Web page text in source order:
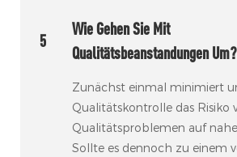
5
Wie Gehen Sie Mit
Qualitätsbeanstandungen Um?
Zunächst einmal minimiert
Qualitätskontrolle das Risiko
Qualitätsproblemen auf
Sollte es dennoch zu einem